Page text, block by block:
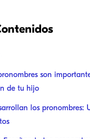
son
de tu hijo
los pronombres: